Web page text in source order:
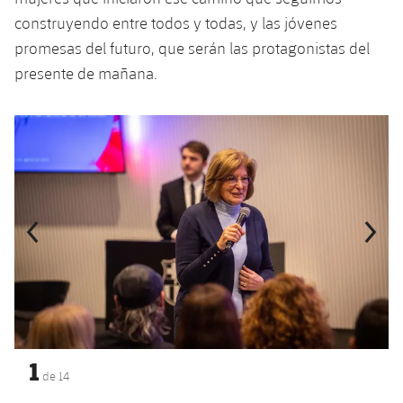
construyendo entre todos y todas, y las jóvenes
promesas del futuro, que serán las protagonistas del
presente de mañana.
Anterior
label.aria.chevronleft
1 de 14